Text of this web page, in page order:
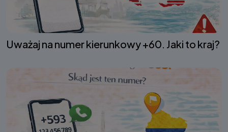
Uważaj na numer kierunkowy +60. Jaki to kraj?